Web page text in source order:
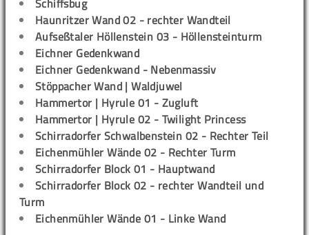
Schiffsbug
Haunritzer Wand 02 - rechter Wandteil
Aufseßtaler Höllenstein 03 - Höllensteinturm
Eichner Gedenkwand
Eichner Gedenkwand - Nebenmassiv
Stöppacher Wand | Waldjuwel
Hammertor | Hyrule 01 - Zugluft
Hammertor | Hyrule 02 - Twilight Princess
Schirradorfer Schwalbenstein 02 - Rechter Teil
Eichenmühler Wände 02 - Rechter Turm
Schirradorfer Block 01 - Hauptwand
Schirradorfer Block 02 - rechter Wandteil und
Turm
Eichenmühler Wände 01 - Linke Wand